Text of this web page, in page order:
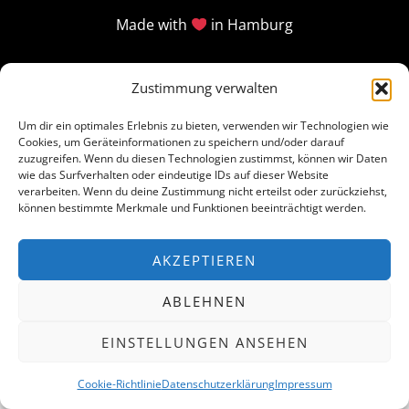
Zustimmung verwalten
Um dir ein optimales Erlebnis zu bieten, verwenden wir Technologien wie
Cookies, um Geräteinformationen zu speichern und/oder darauf
zuzugreifen. Wenn du diesen Technologien zustimmst, können wir Daten
wie das Surfverhalten oder eindeutige IDs auf dieser Website
verarbeiten. Wenn du deine Zustimmung nicht erteilst oder zurückziehst,
können bestimmte Merkmale und Funktionen beeinträchtigt werden.
AKZEPTIEREN
ABLEHNEN
EINSTELLUNGEN ANSEHEN
Cookie-RichtlinieDatenschutzerklärungImpressum
Made with in Hamburg